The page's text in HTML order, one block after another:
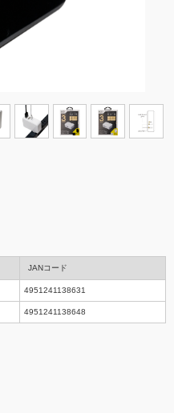
JANコード
4951241138631
4951241138648